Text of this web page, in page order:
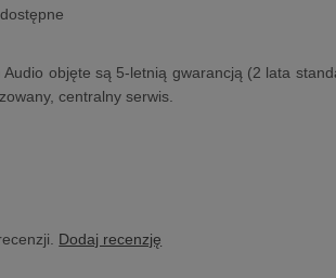
Audio objęte są 5-letnią gwarancją (2 lata
centralny serwis.
Dodaj recenzję